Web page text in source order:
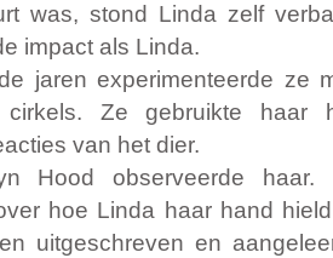
was, stond Linda zelf
impact als Linda.
jaren experimenteerde ze
Ze gebruikte haar
van het dier.
Hood observeerde
hoe Linda haar hand
uitgeschreven en